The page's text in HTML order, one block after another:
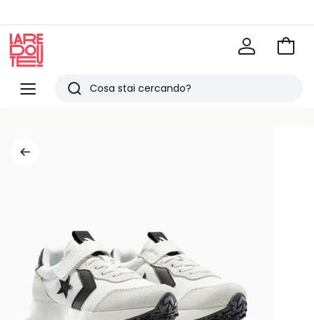
Menu
Redoute
Ricerca
Vai